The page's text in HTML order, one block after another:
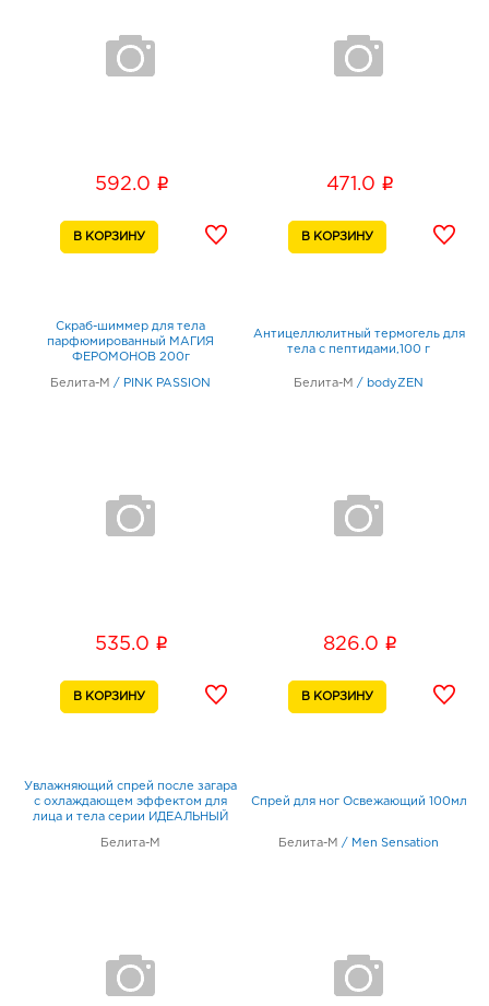
592.0 i 471.0 i
Скраб-шиммер для тела
парфюмированный МАГИЯ
ФЕРОМОНОВ 200г
Белита-М / PINK PASSION
535.0 i
Антицеллюлитный термогель для
тела с пептидами,100 г
Белита-М / bodyZEN
826.0 i
Увлажняющий спрей после загара
с охлаждающем эффектом для
лица и тела серии ИДЕАЛЬНЫЙ
Белита-М
Спрей для ног Освежающий 100мл
Белита-М / Men Sensation